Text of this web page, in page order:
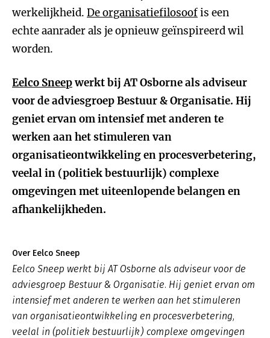
werkelijkheid. De organisatiefilosoofis een
echte aanrader als je opnieuw geïnspireerd wil
worden.
Eelco Sneepwerkt bij AT Osborne als adviseur
voor de adviesgroep Bestuur & Organisatie. Hij
geniet ervan om intensief met anderen te
werken aan het stimuleren van
organisatieontwikkeling en procesverbetering,
veelal in (politiek bestuurlijk) complexe
omgevingen met uiteenlopende belangen en
afhankelijkheden.
Over Eelco Sneep
Eelco Sneep werkt bij AT Osborne als adviseur voor de
adviesgroep Bestuur & Organisatie. Hij geniet ervan om
intensief met anderen te werken aan het stimuleren
van organisatieontwikkeling en procesverbetering,
veelal in (politiek bestuurlijk) complexe omgevingen